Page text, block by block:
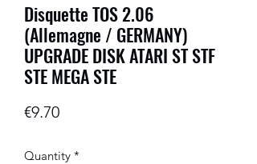
Disquette TOS 2.06
(Allemagne / GERMANY)
UPGRADE DISK ATARI ST STF
STE MEGA STE
€9.70Price
Quantity *